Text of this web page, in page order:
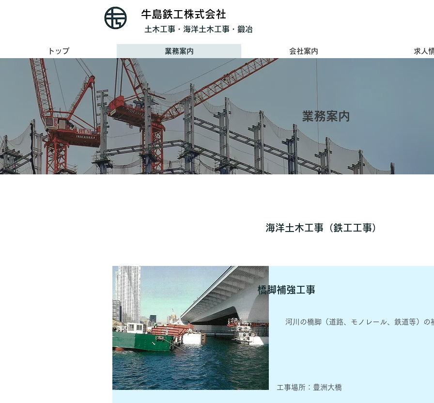
牛島鉄工株式会社
​土木工事・海洋土木工事・鍛冶
トップ 業務案内 会社案内 求人
​業務案内
海洋土木工事（鉄工工事）
河川の橋脚（道路、モノレール、鉄道等）の
橋脚補強工事
​工事場所：豊洲大橋